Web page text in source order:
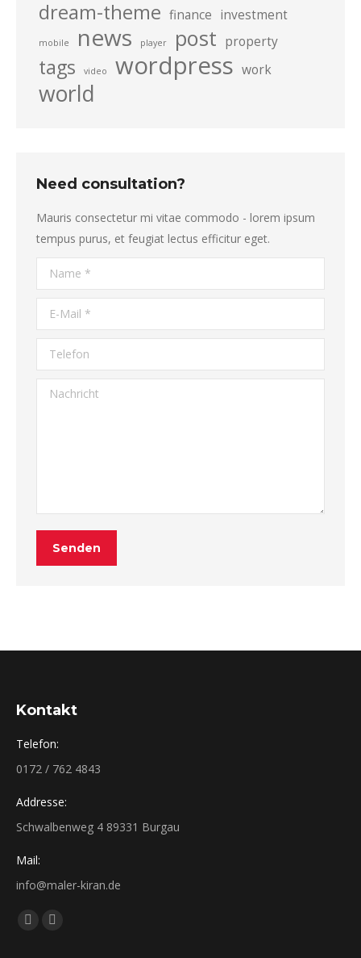
dream-theme finance investment
mobile news player post property
tags video wordpress work
world
Need consultation?
Mauris consectetur mi vitae commodo - lorem ipsum
tempus purus, et feugiat lectus efficitur eget.
Name *
E-Mail *
Telefon
Nachricht
Senden
Kontakt
Telefon:
0172 / 762 4843
Addresse:
Schwalbenweg 4 89331 Burgau
Mail:
info@maler-kiran.de
Finden Sie uns auf:
FacebookInstagram